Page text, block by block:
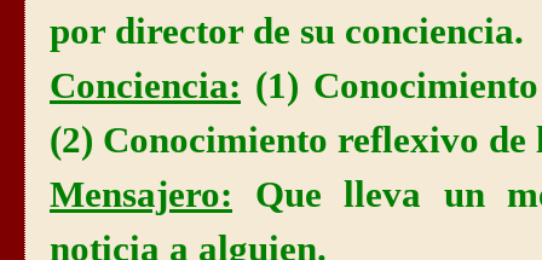
por director de su conciencia.
Conciencia: (1)
(2) Conocimiento reflexivo de
Mensajero: Que lleva un
noticia a alguien.